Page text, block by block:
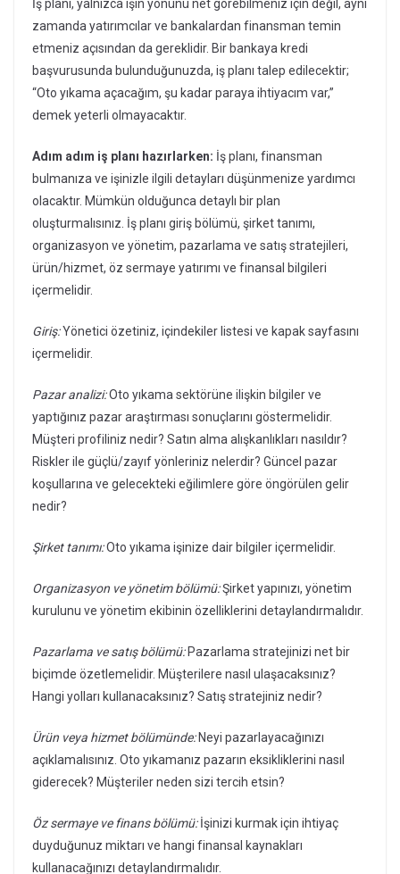
İş planı, yalnızca işin yönünü net görebilmeniz için değil, aynı
zamanda yatırımcılar ve bankalardan finansman temin
etmeniz açısından da gereklidir. Bir bankaya kredi
başvurusunda bulunduğunuzda, iş planı talep edilecektir;
“Oto yıkama açacağım, şu kadar paraya ihtiyacım var,”
demek yeterli olmayacaktır.
Adım adım iş planı hazırlarken: İş planı, finansman
bulmanıza ve işinizle ilgili detayları düşünmenize yardımcı
olacaktır. Mümkün olduğunca detaylı bir plan
oluşturmalısınız. İş planı giriş bölümü, şirket tanımı,
organizasyon ve yönetim, pazarlama ve satış stratejileri,
ürün/hizmet, öz sermaye yatırımı ve finansal bilgileri
içermelidir.
Giriş:Yönetici özetiniz, içindekiler listesi ve kapak sayfasını
içermelidir.
Pazar analizi:Oto yıkama sektörüne ilişkin bilgiler ve
yaptığınız pazar araştırması sonuçlarını göstermelidir.
Müşteri profiliniz nedir? Satın alma alışkanlıkları nasıldır?
Riskler ile güçlü/zayıf yönleriniz nelerdir? Güncel pazar
koşullarına ve gelecekteki eğilimlere göre öngörülen gelir
nedir?
Şirket tanımı:Oto yıkama işinize dair bilgiler içermelidir.
Organizasyon ve yönetim bölümü:Şirket yapınızı, yönetim
kurulunu ve yönetim ekibinin özelliklerini detaylandırmalıdır.
Pazarlama ve satış bölümü:Pazarlama stratejinizi net bir
biçimde özetlemelidir. Müşterilere nasıl ulaşacaksınız?
Hangi yolları kullanacaksınız? Satış stratejiniz nedir?
Ürün veya hizmet bölümünde:Neyi pazarlayacağınızı
açıklamalısınız. Oto yıkamanız pazarın eksikliklerini nasıl
giderecek? Müşteriler neden sizi tercih etsin?
Öz sermaye ve finans bölümü:İşinizi kurmak için ihtiyaç
duyduğunuz miktarı ve hangi finansal kaynakları
kullanacağınızı detaylandırmalıdır.